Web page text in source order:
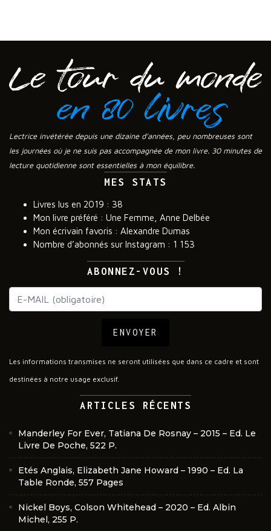
Lectrice invétérée depuis une dizaine d’années, peu nombreuses sont
les journées où je ne suis pas accompagnée de mon livre. 30 minutes de
lecture quotidienne sont essentielles à mon équilibre.
MES STATS
Livres lus en 2019 : 38
Mon livre préféré : Une Femme, Anne Delbée
Mon écrivain favoris : Alexandre Dumas
Nombre d’abonnés sur Instagram : 1 153
ABONNEZ-VOUS !
ENVOYER
Les informations transmises ne seront utilisées que dans ce cadre et sont
destinées à notre usage exclusif.
ARTICLES RÉCENTS
Manderley For Ever, Tatiana De Rosnay – 2015 – Ed. Le
Livre De Poche, 522 P.
Etés Anglais, Elizabeth Jane Howard – 1990 – Ed. La
Table Ronde, 557 Pages
Nickel Boys, Colson Whitehead – 2020 – Ed. Albin
Michel, 255 P.